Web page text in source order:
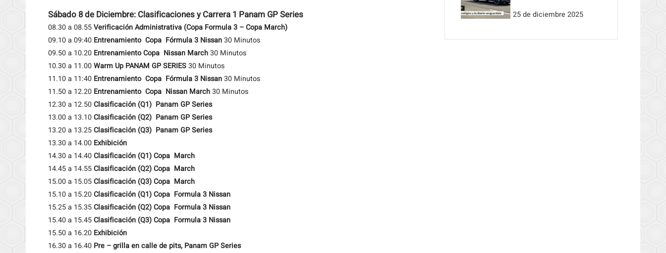
Sábado 8 de Diciembre: Clasificaciones y Carrera 1 Panam GP Series
08.30 a 08.55Verificación Administrativa (Copa Formula 3 – Copa March)
09.10 a 09:40 Entrenamiento Copa Fórmula 3 Nissan30 Minutos
09.50 a 10.20 Entrenamiento Copa Nissan March30 Minutos
10.30 a 11.00Warm Up PANAM GP SERIES30 Minutos
11.10 a 11:40 Entrenamiento Copa Fórmula 3 Nissan30 Minutos
11.50 a 12.20 Entrenamiento Copa Nissan March30 Minutos
12.30 a 12.50Clasificación (Q1) Panam GP Series
13.00 a 13.10Clasificación (Q2) Panam GP Series
13.20 a 13.25Clasificación (Q3) Panam GP Series
13.30 a 14.00 Exhibición
14.30 a 14.40Clasificación (Q1) Copa March
14.45 a 14.55Clasificación (Q2) Copa March
15.00 a 15.05Clasificación (Q3) Copa March
15.10 a 15.20Clasificación (Q1) Copa Formula 3 Nissan
15.25 a 15.35Clasificación (Q2) Copa Formula 3 Nissan
15.40 a 15.45Clasificación (Q3) Copa Formula 3 Nissan
15.50 a 16.20 Exhibición
16.30 a 16.40 Pre – grilla en calle de pits, Panam GP Series
25 de diciembre 2025